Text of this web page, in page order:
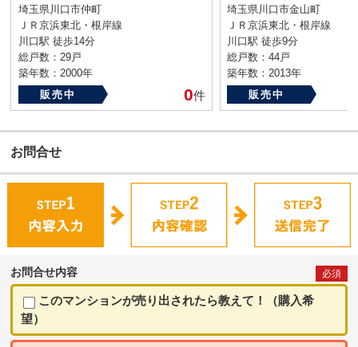
埼玉県川口市仲町
ＪＲ京浜東北・根岸線
川口駅 徒歩14分
総戸数：29戸
築年数：2000年
販売中
0件
埼玉県川口市金山町
ＪＲ京浜東北・根岸線
川口駅 徒歩9分
総戸数：44戸
築年数：2013年
販売中
お問合せ
お問合せ内容 必須
このマンションが売り出されたら教えて！（購入希
望）